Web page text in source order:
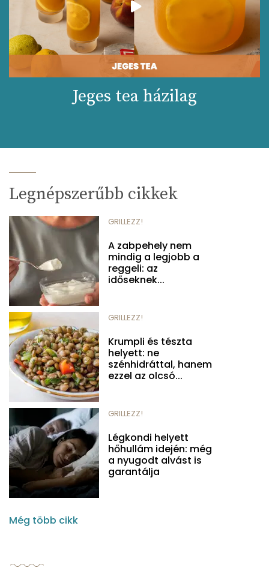
Jeges tea házilag
Legnépszerűbb cikkek
GRILLEZZ!
A zabpehely nem
mindig a legjobb a
reggeli: az
időseknek...
GRILLEZZ!
Krumpli és tészta
helyett: ne
szénhidráttal, hanem
ezzel az olcsó...
GRILLEZZ!
Légkondi helyett
hőhullám idején: még
a nyugodt alvást is
garantálja
Még több cikk